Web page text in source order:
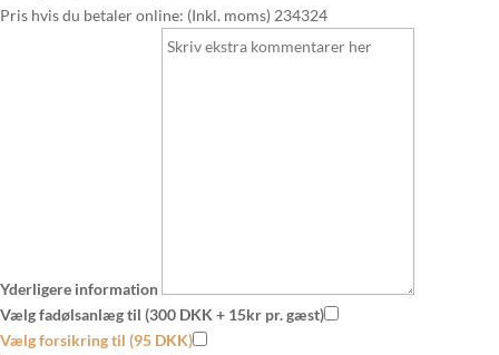
Pris hvis du betaler online: (Inkl. moms) 234324
Yderligere information
Vælg fadølsanlæg til (300 DKK + 15kr pr. gæst)
Vælg forsikring til (95 DKK)